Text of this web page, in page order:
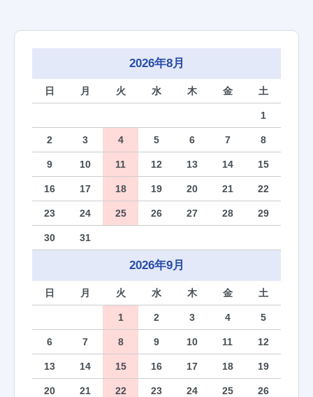
2026年8月
日 月 火 水 木 金 土
1
2 3 4 5 6 7 8
9 10 11 12 13 14 15
16 17 18 19 20 21 22
23 24 25 26 27 28 29
30 31
2026年9月
日 月 火 水 木 金 土
1 2 3 4 5
6 7 8 9 10 11 12
13 14 15 16 17 18 19
20 21 22 23 24 25 26